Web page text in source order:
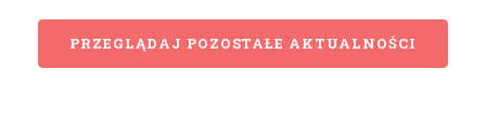
PRZEGLĄDAJ POZOSTAŁE AKTUALNOŚCI